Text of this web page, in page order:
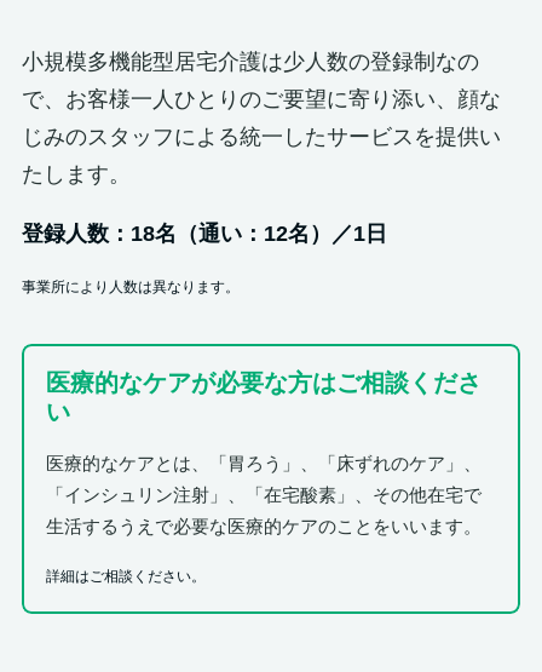
小規模多機能型居宅介護は少人数の登録制なの
で、お客様一人ひとりのご要望に寄り添い、顔な
じみのスタッフによる統一したサービスを提供い
たします。
登録人数：18名（通い：12名）／1日
事業所により人数は異なります。
医療的なケアが必要な方はご相談くださ
い
医療的なケアとは、「胃ろう」、「床ずれのケア」、
「インシュリン注射」、「在宅酸素」、その他在宅で
生活するうえで必要な医療的ケアのことをいいます。
詳細はご相談ください。